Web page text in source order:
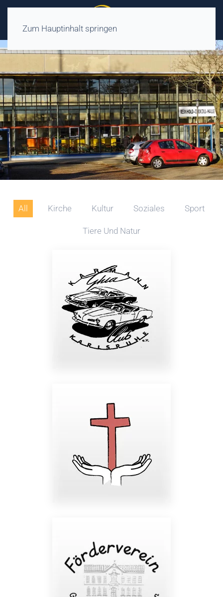
Zum Hauptinhalt springen
All Kirche Kultur Soziales Sport
Tiere Und Natur